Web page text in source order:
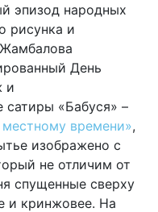
эпизод народных
рисунка и
День
и
сатиры «Бабуся» –
времени»,
изображено с
не отличим от
спущенные сверху
и кринжовее. На